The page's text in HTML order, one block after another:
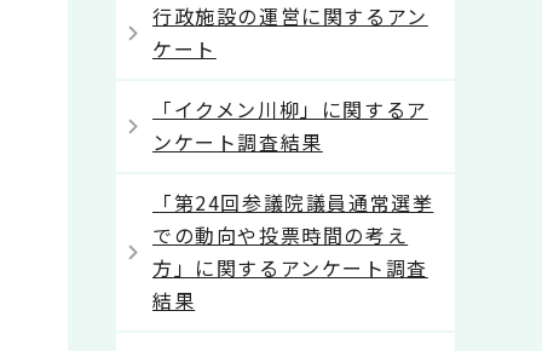
行政施設の運営に関するアン
ケート
「イクメン川柳」に関するア
ンケート調査結果
「第24回参議院議員通常選挙
での動向や投票時間の考え
方」に関するアンケート調査
結果